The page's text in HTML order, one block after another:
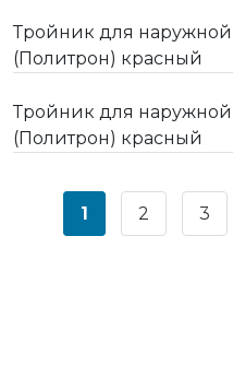
Тройник для наружной
(Политрон) красный
Тройник для наружной
(Политрон) красный
1 2 3